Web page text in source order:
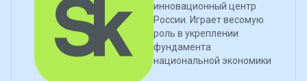
инновационный центр
России. Играет весомую
роль в укреплении
фундамента
национальной экономики